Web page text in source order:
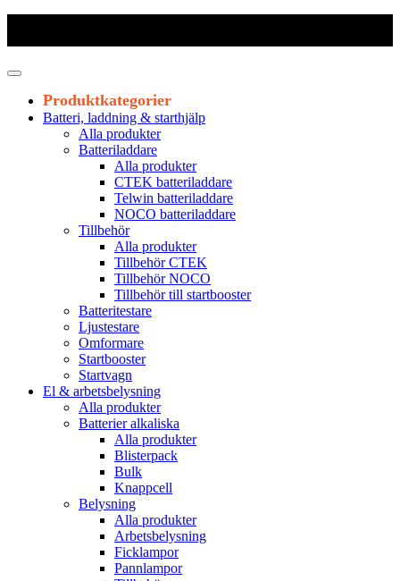
Produktkategorier
Batteri, laddning & starthjälp
Alla produkter
Batteriladdare
Alla produkter
CTEK batteriladdare
Telwin batteriladdare
NOCO batteriladdare
Tillbehör
Alla produkter
Tillbehör CTEK
Tillbehör NOCO
Tillbehör till startbooster
Batteritestare
Ljustestare
Omformare
Startbooster
Startvagn
El & arbetsbelysning
Alla produkter
Batterier alkaliska
Alla produkter
Blisterpack
Bulk
Knappcell
Belysning
Alla produkter
Arbetsbelysning
Ficklampor
Pannlampor